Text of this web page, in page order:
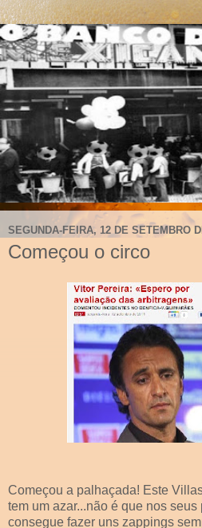
SEGUNDA-FEIRA, 12 DE SETEMBRO
Começou o circo
Começou a palhaçada! Este
tem um azar...não é que nos
consegue fazer uns zappings